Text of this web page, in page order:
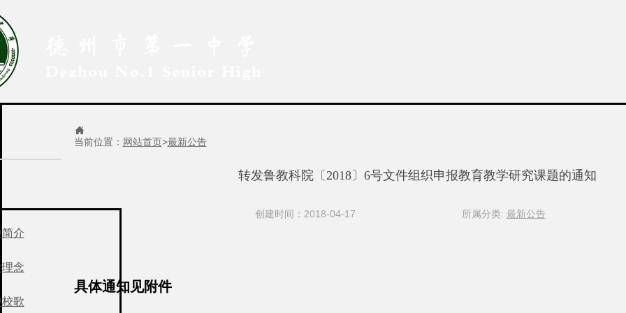
转发鲁教科院〔2018〕6号文件组织申报教育教学研究课题的通知
创建时间：2018-04-17 所属分类: 最新公告
具体通知见附件

当前位置： 网站首页>最新公告
介
念
歌